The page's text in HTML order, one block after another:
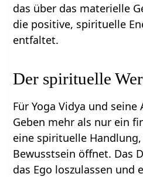
das über das materielle
die positive, spirituelle
entfaltet.
Der spirituelle
Für Yoga Vidya und
Geben mehr als nur ein
eine spirituelle
Bewusstsein öffnet. Das
das Ego loszulassen und